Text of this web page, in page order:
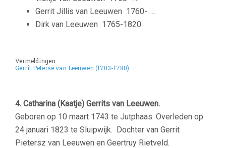
Gerrit Jillis van Leeuwen 1760- ….
Dirk van Leeuwen 1765-1820
Vermeldingen:
Gerrit Peterse van Leeuwen (1703-1780)
4. Catharina (Kaatje) Gerrits van Leeuwen.
Geboren op 10 maart 1743 te Jutphaas. Overleden op
24 januari 1823 te Sluipwijk. Dochter van Gerrit
Pietersz van Leeuwen en Geertruy Rietveld.